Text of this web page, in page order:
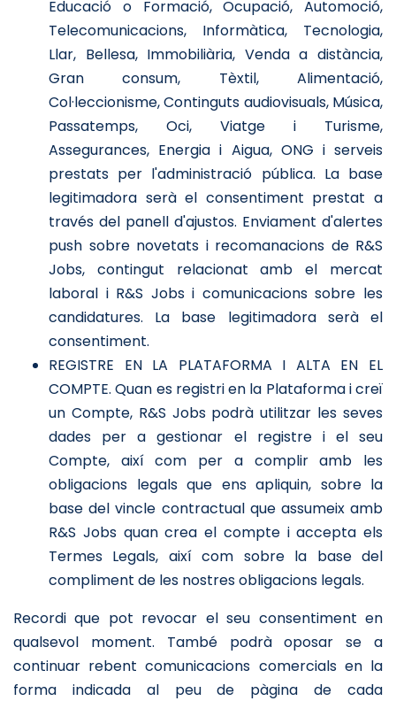
Educació o Formació, Ocupació, Automoció,
Telecomunicacions, Informàtica, Tecnologia,
Llar, Bellesa, Immobiliària, Venda a distància,
Gran consum, Tèxtil, Alimentació,
Col·leccionisme, Continguts audiovisuals, Música,
Passatemps, Oci, Viatge i Turisme,
Assegurances, Energia i Aigua, ONG i serveis
prestats per l'administració pública. La base
legitimadora serà el consentiment prestat a
través del panell d'ajustos. Enviament d'alertes
push sobre novetats i recomanacions de R&S
Jobs, contingut relacionat amb el mercat
laboral i R&S Jobs i comunicacions sobre les
candidatures. La base legitimadora serà el
consentiment.
REGISTRE EN LA PLATAFORMA I ALTA EN EL
COMPTE. Quan es registri en la Plataforma i creï
un Compte, R&S Jobs podrà utilitzar les seves
dades per a gestionar el registre i el seu
Compte, així com per a complir amb les
obligacions legals que ens apliquin, sobre la
base del vincle contractual que assumeix amb
R&S Jobs quan crea el compte i accepta els
Termes Legals, així com sobre la base del
compliment de les nostres obligacions legals.
Recordi que pot revocar el seu consentiment en
qualsevol moment. També podrà oposar se a
continuar rebent comunicacions comercials en la
forma indicada al peu de pàgina de cada